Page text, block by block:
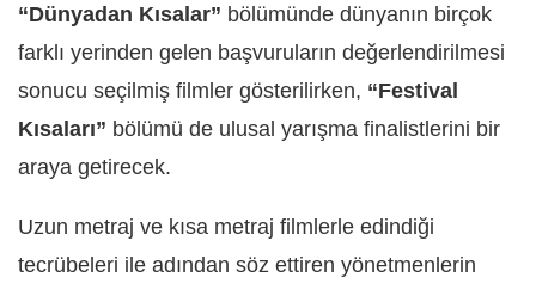
“Dünyadan Kısalar” bölümünde dünyanın birçok
farklı yerinden gelen başvuruların değerlendirilmesi
sonucu seçilmiş filmler gösterilirken, “Festival
Kısaları” bölümü de ulusal yarışma finalistlerini bir
araya getirecek.
Uzun metraj ve kısa metraj filmlerle edindiği
tecrübeleri ile adından söz ettiren yönetmenlerin